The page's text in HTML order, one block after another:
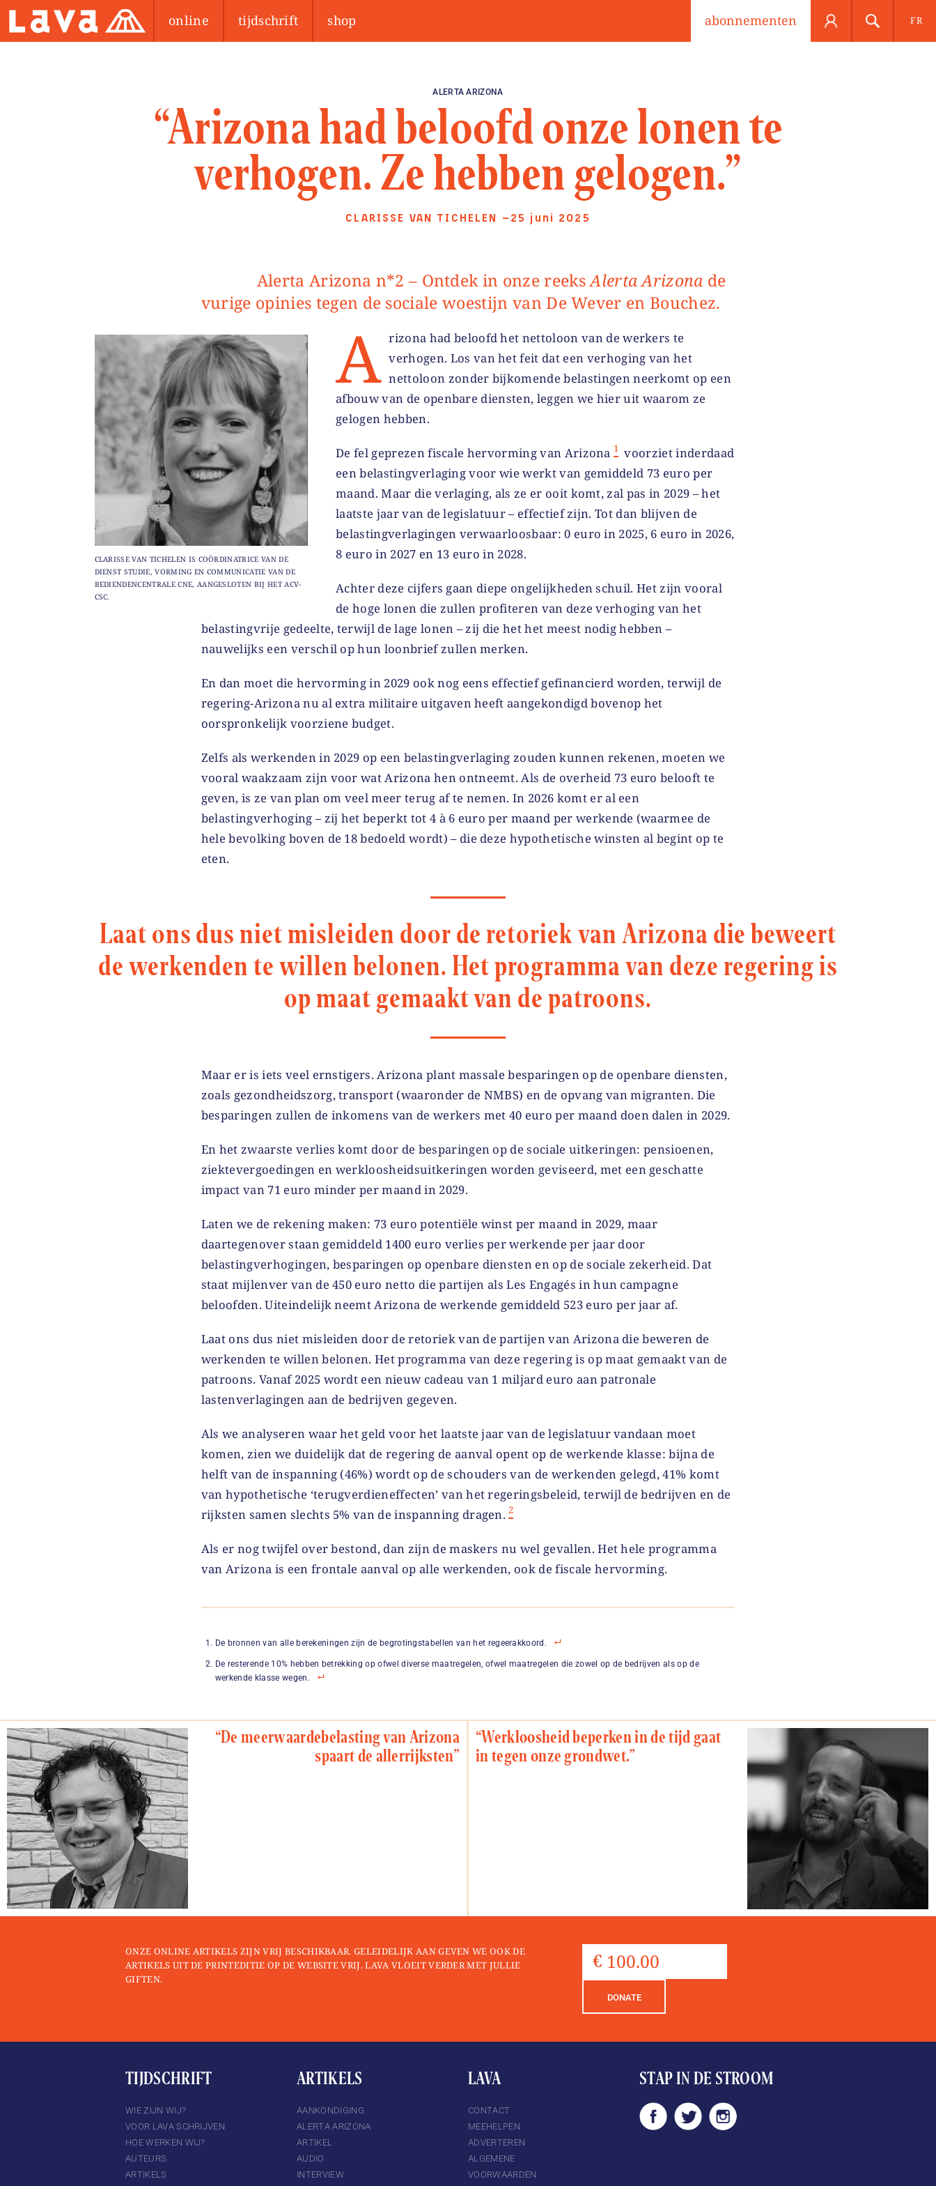
FR
online tijdschrift shop abonnementen
ALERTA ARIZONA
“Arizona had beloofd onze lonen te
verhogen. Ze hebben gelogen.”
CLARISSE VAN TICHELEN —25 juni 2025
Alerta Arizona n*2 – Ontdek in onze reeksAlerta Arizona de
vurige opinies tegen de sociale woestijn van De Wever en Bouchez.
CLARISSE VAN TICHELEN IS COÖRDINATRICE VAN DE
DIENST STUDIE, VORMING EN COMMUNICATIE VAN DE
BEDIENDENCENTRALE CNE, AANGESLOTEN BIJ HET ACV-
CSC.
A rizona had beloofd het nettoloon van de werkers te
verhogen. Los van het feit dat een verhoging van het
nettoloon zonder bijkomende belastingen neerkomt op een
afbouw van de openbare diensten, leggen we hier uit waarom ze
gelogen hebben.
De fel geprezen fiscale hervorming van Arizona 1 voorziet inderdaad
een belastingverlaging voor wie werkt van gemiddeld 73 euro per
maand. Maar die verlaging, als ze er ooit komt, zal pas in 2029 – het
laatste jaar van de legislatuur – effectief zijn. Tot dan blijven de
belastingverlagingen verwaarloosbaar: 0 euro in 2025, 6 euro in 2026,
8 euro in 2027 en 13 euro in 2028.
Achter deze cijfers gaan diepe ongelijkheden schuil. Het zijn vooral
de hoge lonen die zullen profiteren van deze verhoging van het
belastingvrije gedeelte, terwijl de lage lonen – zij die het het meest nodig hebben –
nauwelijks een verschil op hun loonbrief zullen merken.
En dan moet die hervorming in 2029 ook nog eens effectief gefinancierd worden, terwijl de
regering-Arizona nu al extra militaire uitgaven heeft aangekondigd bovenop het
oorspronkelijk voorziene budget.
Zelfs als werkenden in 2029 op een belastingverlaging zouden kunnen rekenen, moeten we
vooral waakzaam zijn voor wat Arizona hen ontneemt. Als de overheid 73 euro belooft te
geven, is ze van plan om veel meer terug af te nemen. In 2026 komt er al een
belastingverhoging – zij het beperkt tot 4 à 6 euro per maand per werkende (waarmee de
hele bevolking boven de 18 bedoeld wordt) – die deze hypothetische winsten al begint op te
eten.
Laat ons dus niet misleiden door de retoriek van Arizona die beweert
de werkenden te willen belonen. Het programma van deze regering is
op maat gemaakt van de patroons.
Maar er is iets veel ernstigers. Arizona plant massale besparingen op de openbare diensten,
zoals gezondheidszorg, transport (waaronder de NMBS) en de opvang van migranten. Die
besparingen zullen de inkomens van de werkers met 40 euro per maand doen dalen in 2029.
En het zwaarste verlies komt door de besparingen op de sociale uitkeringen: pensioenen,
ziektevergoedingen en werkloosheidsuitkeringen worden geviseerd, met een geschatte
impact van 71 euro minder per maand in 2029.
Laten we de rekening maken: 73 euro potentiële winst per maand in 2029, maar
daartegenover staan gemiddeld 1400 euro verlies per werkende per jaar door
belastingverhogingen, besparingen op openbare diensten en op de sociale zekerheid. Dat
staat mijlenver van de 450 euro netto die partijen als Les Engagés in hun campagne
beloofden. Uiteindelijk neemt Arizona de werkende gemiddeld 523 euro per jaar af.
Laat ons dus niet misleiden door de retoriek van de partijen van Arizona die beweren de
werkenden te willen belonen. Het programma van deze regering is op maat gemaakt van de
patroons. Vanaf 2025 wordt een nieuw cadeau van 1 miljard euro aan patronale
lastenverlagingen aan de bedrijven gegeven.
Als we analyseren waar het geld voor het laatste jaar van de legislatuur vandaan moet
komen, zien we duidelijk dat de regering de aanval opent op de werkende klasse: bijna de
helft van de inspanning (46%) wordt op de schouders van de werkenden gelegd, 41% komt
van hypothetische ‘terugverdieneffecten’ van het regeringsbeleid, terwijl de bedrijven en de
rijksten samen slechts 5% van de inspanning dragen. 2
Als er nog twijfel over bestond, dan zijn de maskers nu wel gevallen. Het hele programma
van Arizona is een frontale aanval op alle werkenden, ook de fiscale hervorming.
De bronnen van alle berekeningen zijn de begrotingstabellen van het regeerakkoord.
De resterende 10% hebben betrekking op ofwel diverse maatregelen, ofwel maatregelen die zowel op de bedrijven als op de
werkende klasse wegen.
“De meerwaardebelasting van Arizona
spaart de allerrijksten”
“Werkloosheid beperken in de tijd gaat
in tegen onze grondwet.”
ONZE ONLINE ARTIKELS ZIJN VRIJ BESCHIKBAAR. GELEIDELIJK AAN GEVEN WE OOK DE
ARTIKELS UIT DE PRINTEDITIE OP DE WEBSITE VRIJ. LAVA VLOEIT VERDER MET JULLIE
GIFTEN.
DONATE
TIJDSCHRIFT
WIE ZIJN WIJ?
VOOR LAVA SCHRIJVEN
HOE WERKEN WIJ?
AUTEURS
ARTIKELS
ARTIKELS
AANKONDIGING
ALERTA ARIZONA
ARTIKEL
AUDIO
INTERVIEW
LAVA
CONTACT
MEEHELPEN
ADVERTEREN
ALGEMENE
VOORWAARDEN
STAP IN DE STROOM